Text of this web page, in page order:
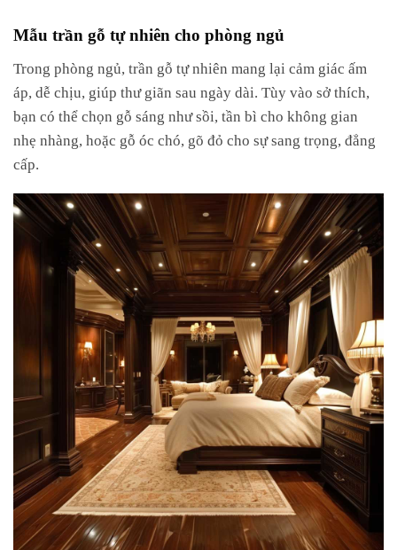
Mẫu trần gỗ tự nhiên cho phòng ngủ
Trong phòng ngủ, trần gỗ tự nhiên mang lại cảm giác ấm
áp, dễ chịu, giúp thư giãn sau ngày dài. Tùy vào sở thích,
bạn có thể chọn gỗ sáng như sồi, tần bì cho không gian
nhẹ nhàng, hoặc gỗ óc chó, gõ đỏ cho sự sang trọng, đẳng
cấp.